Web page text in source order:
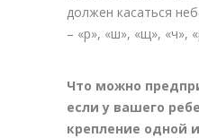
должен касаться
– «р», «ш», «щ», «ч»,
Что можно
если у вашего
крепление одной